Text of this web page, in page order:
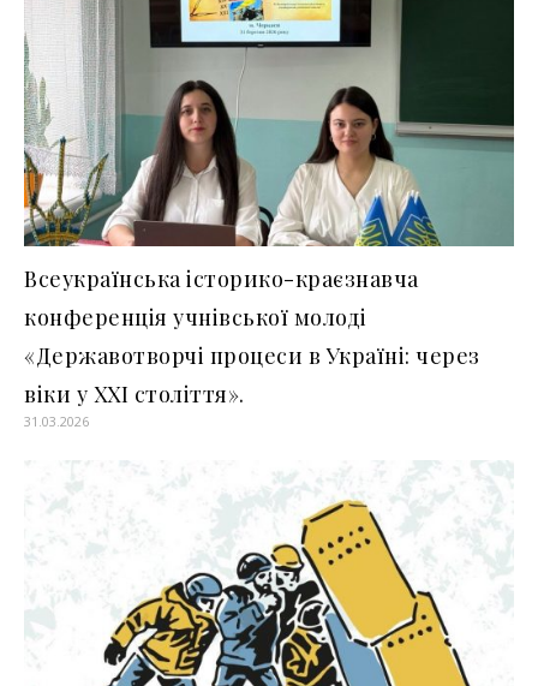
Всеукраїнська історико-краєзнавча
конференція учнівської молоді
«Державотворчі процеси в Україні: через
віки у ХХІ століття».
31.03.2026